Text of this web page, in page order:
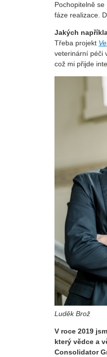
Pochopitelně
fáze realizace.
Jakých
Třeba projekt
veterinární péči
což mi přijde
Luděk Brož
V roce 2019
který vědce a
Consolidator